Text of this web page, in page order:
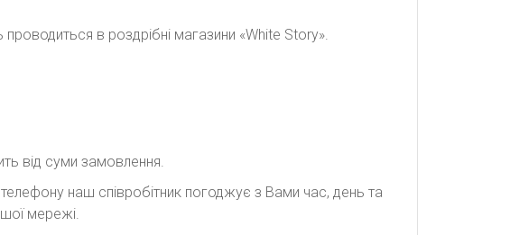
в роздрібні магазини «White Story».
від суми замовлення.
наш співробітник погоджує з Вами час, день та
мережі.